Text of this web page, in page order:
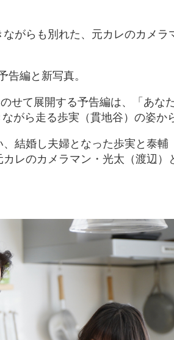
がらも別れた、元カレのカメラ
編と新写真。
せて展開する予告編は、「あな
がら走る歩実（貫地谷）の姿か
結婚し夫婦となった歩実と泰輔
レのカメラマン・光太（渡辺）